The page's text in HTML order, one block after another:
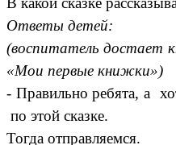
Ответы детей:
(воспитатель достает
«Мои первые книжки»)
- Правильно ребята, а
по этой сказке.
Тогда отправляемся.